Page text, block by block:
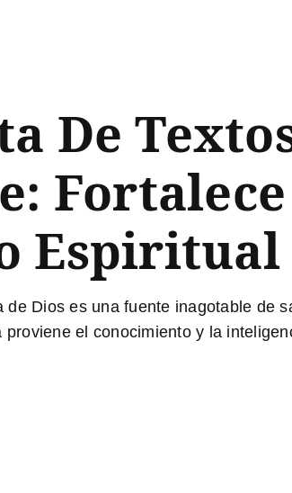
De
Fortalece
Espiritual
de Dios es una fuente inagotable de
el conocimiento y la